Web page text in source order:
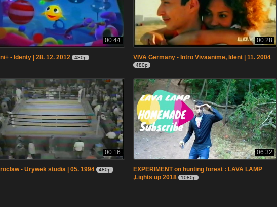
00:44
- Identy | 28. 12. 2012 480p
00:28
VIVA Germany - Intro Vivaanime, Ident | 11. 2004
480p
00:16
- Urywek studia | 05. 1994 480p
06:32
EXPERIMENT on hunting forest : LAVA LAMP
,Lights up 2018
1080p